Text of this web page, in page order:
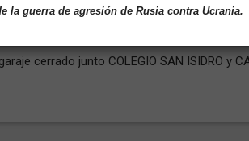
Huétor Tájar - REF.: 002745
cerrado junto COLEGIO SAN ISIDRO y
la guerra de agresión de Rusia contra Ucrania.